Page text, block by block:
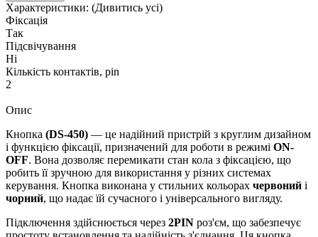
Характеристики: (Дивитись усі)
Фіксація
Так
Підсвічування
Ні
Кількість контактів, pin
2
Опис
Кнопка (DS-450) — це надійний пристрій з круглим дизайном
і функцією фіксації, призначений для роботи в режимі ON-
OFF. Вона дозволяє перемикати стан кола з фіксацією, що
робить її зручною для використання у різних системах
керування. Кнопка виконана у стильних кольорах червоний і
чорний, що надає їй сучасного і універсального вигляду.
Підключення здійснюється через 2PIN роз'єм, що забезпечує